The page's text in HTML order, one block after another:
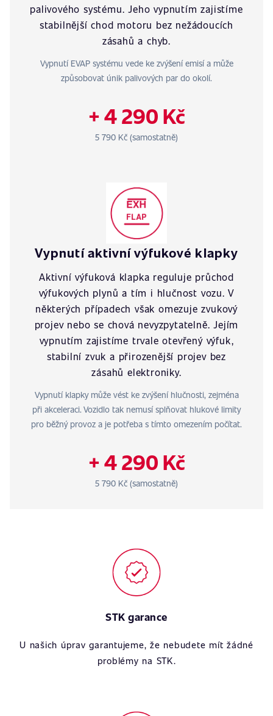
palivového systému. Jeho vypnutím zajistíme
stabilnější chod motoru bez nežádoucích
zásahů a chyb.
Vypnutí EVAP systému vede ke zvýšení emisí a může
způsobovat únik palivových par do okolí.
+ 4 290 Kč
5 790 Kč (samostatně)
Vypnutí aktivní výfukové klapky
Aktivní výfuková klapka reguluje průchod
výfukových plynů a tím i hlučnost vozu. V
některých případech však omezuje zvukový
projev nebo se chová nevyzpytatelně. Jejím
vypnutím zajistíme trvale otevřený výfuk,
stabilní zvuk a přirozenější projev bez
zásahů elektroniky.
Vypnutí klapky může vést ke zvýšení hlučnosti, zejména
při akceleraci. Vozidlo tak nemusí splňovat hlukové limity
pro běžný provoz a je potřeba s tímto omezením počítat.
+ 4 290 Kč
5 790 Kč (samostatně)
STK garance
U našich úprav garantujeme, že nebudete mít žádné
problémy na STK.